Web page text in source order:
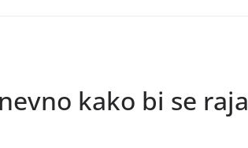
kako bi se raja